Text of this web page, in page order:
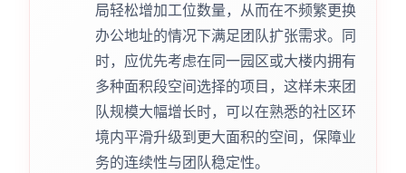
局轻松增加工位数量，从而在不频繁更换
办公地址的情况下满足团队扩张需求。同
时，应优先考虑在同一园区或大楼内拥有
多种面积段空间选择的项目，这样未来团
队规模大幅增长时，可以在熟悉的社区环
境内平滑升级到更大面积的空间，保障业
务的连续性与团队稳定性。